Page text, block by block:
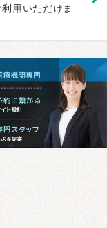
利用いただけま